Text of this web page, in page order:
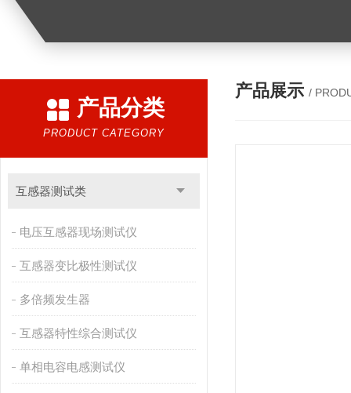
产品分类
PRODUCT CATEGORY
互感器测试类
电压互感器现场测试仪
互感器变比极性测试仪
多倍频发生器
互感器特性综合测试仪
单相电容电感测试仪
产品展示 /